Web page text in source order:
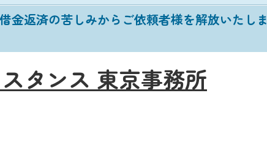
金返済の苦しみからご依頼者様を解放いたしま
タンス 東京事務所